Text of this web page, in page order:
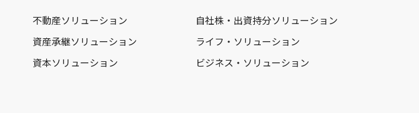
不動産ソリューション
自社株・出資持分ソリューション
資産承継ソリューション
ライフ・ソリューション
資本ソリューション
ビジネス・ソリューション